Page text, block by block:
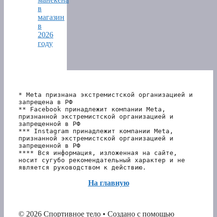
в
магазин
в
2026
году
* Meta признана экстремистской организацией и
запрещена в РФ
** Facebook принадлежит компании Meta,
признанной экстремистской организацией и
запрещенной в РФ
*** Instagram принадлежит компании Meta,
признанной экстремистской организацией и
запрещенной в РФ
**** Вся информация, изложенная на сайте,
носит сугубо рекомендательный характер и не
является руководством к действию.
На главную
© 2026 Спортивное тело • Создано с помощью